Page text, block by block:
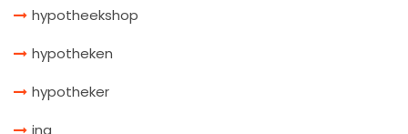
hypotheekshop
hypotheken
hypotheker
ing